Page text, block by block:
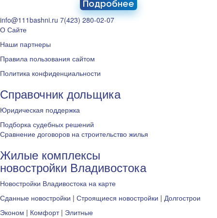
Подробнее
info@111bashni.ru 7(423) 280-02-07
О Сайте
Наши партнеры
Правила пользования сайтом
Политика конфиденциальности
Справочник дольщика
Юридическая поддержка
Подборка судебных решений
Сравнение договоров на строительство жилья
Жилые комплексы
новостройки Владивостока
Новостройки Владивостока на карте
Сданные новостройки | Строящиеся новостройки | Долгострои
Эконом | Комфорт| Элитные